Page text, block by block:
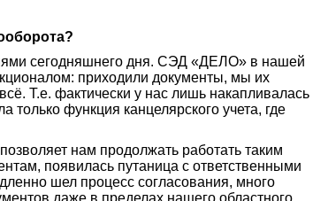
сегодняшнего дня. СЭД «ДЕЛО» в нашей
приходили документы, мы их
Т.е. фактически у нас лишь накапливалась
только функция канцелярского учета, где
нам продолжать работать таким
появилась путаница с ответственными
шел процесс согласования, много
даже в пределах нашего областного